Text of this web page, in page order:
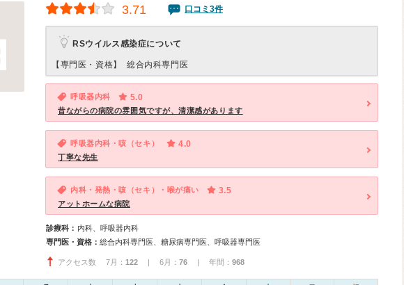
3.71 口コミ3件
RSウイルス感染症について
【専門医・資格】 総合内科専門医
呼吸器内科 5.0
昔ながらの病院の雰囲気ですが、清潔感があります
呼吸器内科・咳（セキ） 4.0
丁寧な先生
内科・発熱・咳（セキ）・喉が痛い 3.5
アットホームな病院
診療科： 内科、呼吸器内科
専門医・資格： 総合内科専門医、糖尿病専門医、呼吸器専門医
アクセス数 7月： 122 | 6月： 76 | 年間： 968